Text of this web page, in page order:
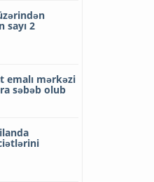
sayı 2
emalı mərkəzi
səbəb olub